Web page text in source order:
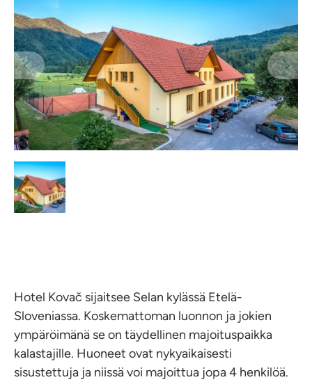
Hotel Kovač sijaitsee Selan kylässä Etelä-
Sloveniassa. Koskemattoman luonnon ja jokien
ympäröimänä se on täydellinen majoituspaikka
kalastajille. Huoneet ovat nykyaikaisesti
sisustettuja ja niissä voi majoittua jopa 4 henkilöä.